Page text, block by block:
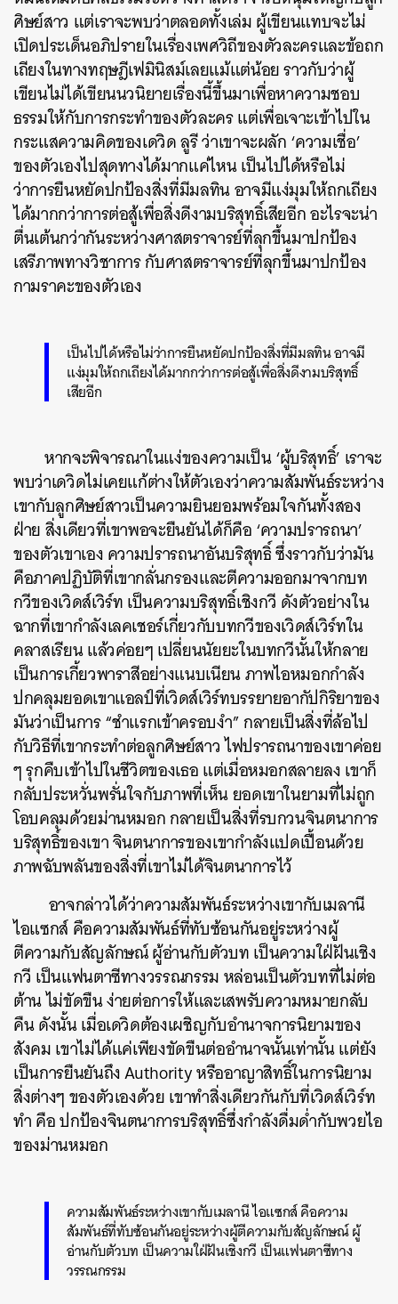
ศิษย์สาว แต่เราจะพบว่าตลอดทั้งเล่ม ผู้เขียนแทบจะไม่
เปิดประเด็นอภิปรายในเรื่องเพศวิถีของตัวละครและข้อถก
เถียงในทางทฤษฎีเฟมินิสม์เลยแม้แต่น้อย ราวกับว่าผู้
เขียนไม่ได้เขียนนวนิยายเรื่องนี้ขึ้นมาเพื่อหาความชอบ
ธรรมให้กับการกระทำของตัวละคร แต่เพื่อเจาะเข้าไปใน
กระแสความคิดของเดวิด ลูรี ว่าเขาจะผลัก ‘ความเชื่อ’
ของตัวเองไปสุดทางได้มากแค่ไหนเป็นไปได้หรือไม่
ว่าการยืนหยัดปกป้องสิ่งที่มีมลทิน อาจมีแง่มุมให้ถกเถียง
ได้มากกว่าการต่อสู้เพื่อสิ่งดีงามบริสุทธิ์เสียอีกอะไรจะน่า
ตื่นเต้นกว่ากันระหว่างศาสตราจารย์ที่ลุกขึ้นมาปกป้อง
เสรีภาพทางวิชาการ กับศาสตราจารย์ที่ลุกขึ้นมาปกป้อง
กามราคะของตัวเอง
เป็นไปได้หรือไม่ว่าการยืนหยัดปกป้องสิ่งที่มีมลทิน อาจมี
แง่มุมให้ถกเถียงได้มากกว่าการต่อสู้เพื่อสิ่งดีงามบริสุทธิ์
เสียอีก
หากจะพิจารณาในแง่ของความเป็น ‘ผู้บริสุทธิ์’ เราจะ
พบว่าเดวิดไม่เคยแก้ต่างให้ตัวเองว่าความสัมพันธ์ระหว่าง
เขากับลูกศิษย์สาวเป็นความยินยอมพร้อมใจกันทั้งสอง
ฝ่าย สิ่งเดียวที่เขาพอจะยืนยันได้ก็คือ ‘ความปรารถนา’
ของตัวเขาเอง ความปรารถนาอันบริสุทธิ์ ซึ่งราวกับว่ามัน
คือภาคปฏิบัติที่เขากลั่นกรองและตีความออกมาจากบท
กวีของเวิดส์เวิร์ทเป็นความบริสุทธิ์เชิงกวี ดังตัวอย่างใน
ฉากที่เขากำลังเลคเชอร์เกี่ยวกับบทกวีของเวิดส์เวิร์ทใน
คลาสเรียน แล้วค่อยๆ เปลี่ยนนัยยะในบทกวีนั้นให้กลาย
เป็นการเกี้ยวพาราสีอย่างแนบเนียน ภาพไอหมอกกำลัง
ปกคลุมยอดเขาแอลป์ที่เวิดส์เวิร์ทบรรยายอากัปกิริยาของ
มันว่าเป็นการ “ชำแรกเข้าครอบงำ” กลายเป็นสิ่งที่ล้อไป
กับวิธีที่เขากระทำต่อลูกศิษย์สาว ไฟปรารถนาของเขาค่อย
ๆ รุกคืบเข้าไปในชีวิตของเธอ แต่เมื่อหมอกสลายลง เขาก็
กลับประหวั่นพรั่นใจกับภาพที่เห็น ยอดเขาในยามที่ไม่ถูก
โอบคลุมด้วยม่านหมอก กลายเป็นสิ่งที่รบกวนจินตนาการ
บริสุทธิ์ของเขา จินตนาการของเขากำลังแปดเปื้อนด้วย
ภาพฉับพลันของสิ่งที่เขาไม่ได้จินตนาการไว้
อาจกล่าวได้ว่าความสัมพันธ์ระหว่างเขากับเมลานี
ไอแซกส์ คือความสัมพันธ์ที่ทับซ้อนกันอยู่ระหว่างผู้
ตีความกับสัญลักษณ์ ผู้อ่านกับตัวบท เป็นความใฝ่ฝันเชิง
กวี เป็นแฟนตาซีทางวรรณกรรมหล่อนเป็นตัวบทที่ไม่ต่อ
ต้าน ไม่ขัดขืน ง่ายต่อการให้และเสพรับความหมายกลับ
คืน ดังนั้น เมื่อเดวิดต้องเผชิญกับอำนาจการนิยามของ
สังคม เขาไม่ได้แค่เพียงขัดขืนต่ออำนาจนั้นเท่านั้น แต่ยัง
เป็นการยืนยันถึง Authority หรืออาญาสิทธิ์ในการนิยาม
สิ่งต่างๆ ของตัวเองด้วย เขาทำสิ่งเดียวกันกับที่เวิดส์เวิร์ท
ทำ คือ ปกป้องจินตนาการบริสุทธิ์ซึ่งกำลังดื่มด่ำกับพวยไอ
ของม่านหมอก
ความสัมพันธ์ระหว่างเขากับเมลานี ไอแซกส์ คือความ
สัมพันธ์ที่ทับซ้อนกันอยู่ระหว่างผู้ตีความกับสัญลักษณ์ ผู้
อ่านกับตัวบท เป็นความใฝ่ฝันเชิงกวี เป็นแฟนตาซีทาง
วรรณกรรม